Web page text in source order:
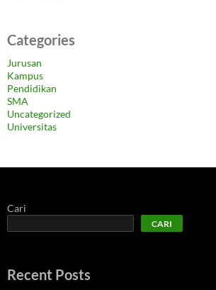
Categories
Jurusan
Kampus
Pendidikan
SMA
Uncategorized
Universitas
Cari
CARI
Recent Posts